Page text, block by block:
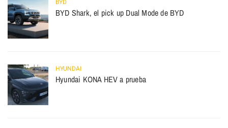
BYD
BYD Shark, el pick up Dual Mode de BYD
HYUNDAI
Hyundai KONA HEV a prueba